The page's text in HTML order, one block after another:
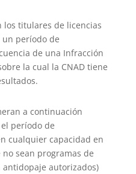
los titulares de licencias
período de
de una Infracción
la cual la CNAD tiene
a continuación
período de
cualquier capacidad en
sean programas de
autorizados)